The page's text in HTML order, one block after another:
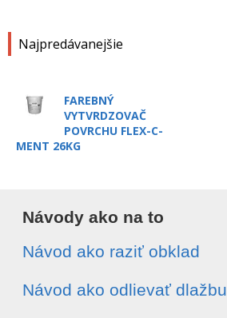
Najpredávanejšie
FAREBNÝ
VYTVRDZOVAČ
POVRCHU FLEX-C-
MENT 26KG
Návody ako na to
Návod ako raziť obklad
Návod ako odlievať dlažbu